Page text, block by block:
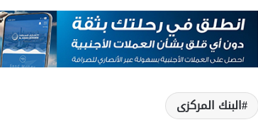
البنك المركزى